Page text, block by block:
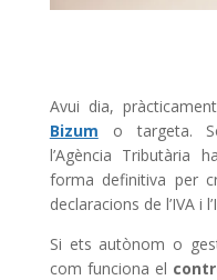
Avui dia,
Bizum o targeta.
l’Agència Tributària
forma definitiva per
declaracions de l’IVA i
Si ets autònom o
com funciona el